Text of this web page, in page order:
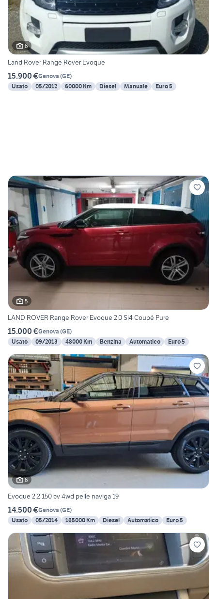
6
Land Rover Range Rover Evoque
15.900 €Genova (GE)
Usato
05/2012 60000 Km Diesel Manuale Euro 5
5
LAND ROVER Range Rover Evoque 2.0 Si4 Coupé Pure
15.000 €Genova (GE)
Usato
09/2013 48000 Km Benzina Automatico Euro 5
6
Evoque 2.2 150 cv 4wd pelle naviga 19
14.500 €Genova (GE)
Usato
05/2014 165000 Km Diesel Automatico Euro 5